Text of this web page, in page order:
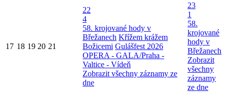
17 18 19 20 21
22
4
58. krojované hody v
Břežanech Křížem krážem
Božicemi Gulášfest 2026
OPERA - GALA/Praha -
Valtice - Vídeň
Zobrazit všechny záznamy ze
dne
23
1
58.
krojované
hody v
Břežanech
Zobrazit
všechny
záznamy
ze dne